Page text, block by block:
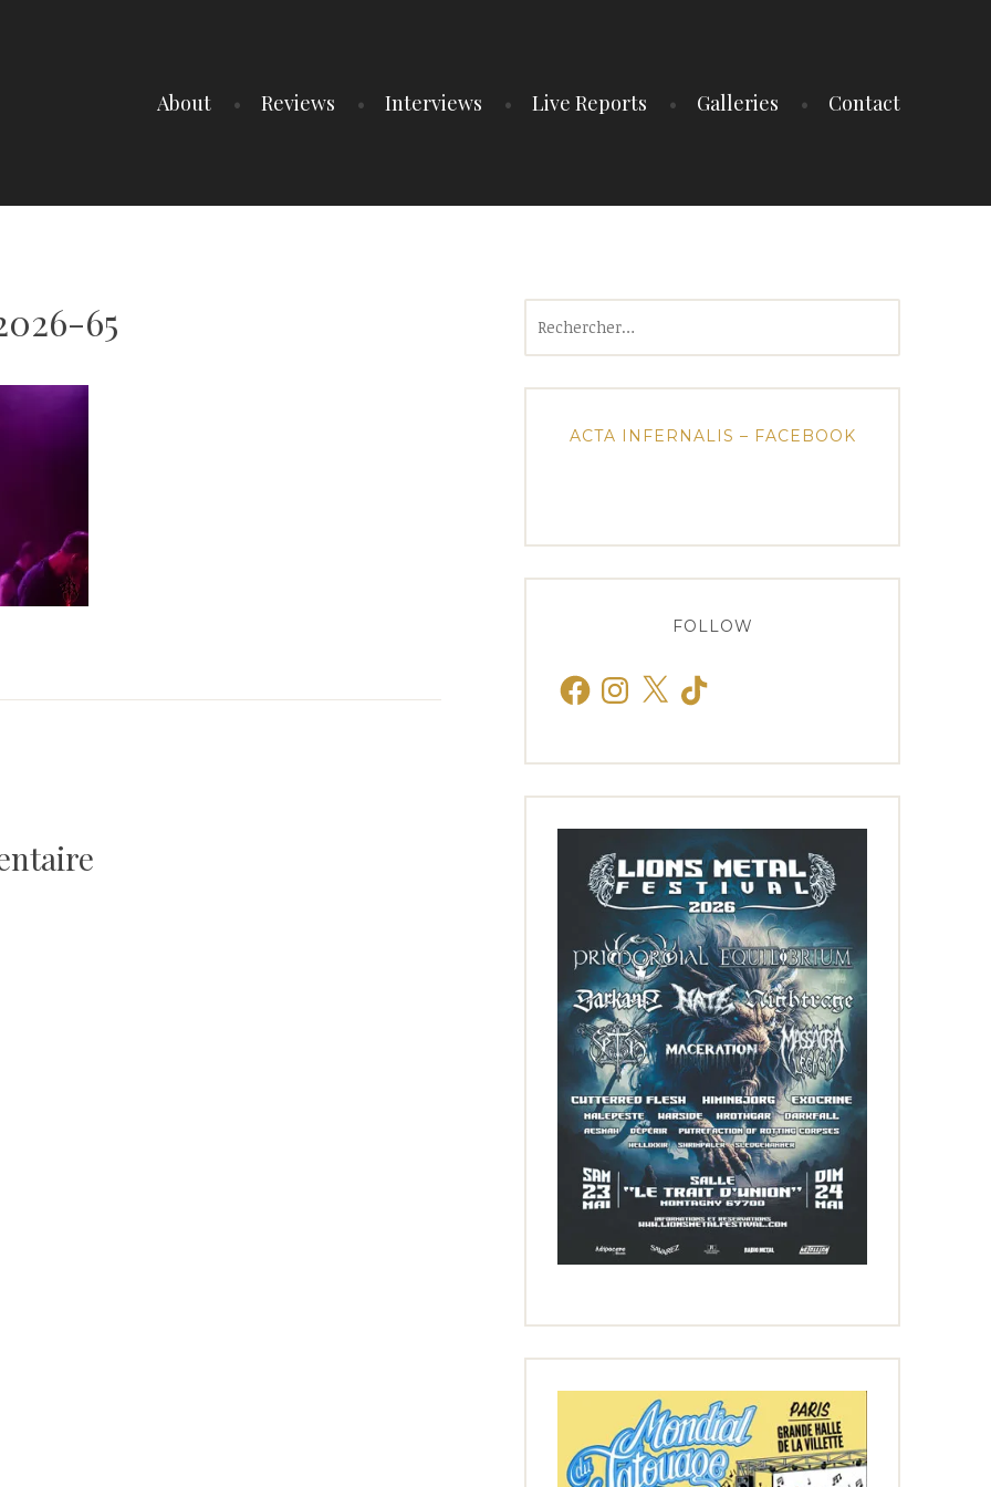
About Reviews Interviews Live Reports Galleries Contact
65
ACTA INFERNALIS – FACEBOOK
FOLLOW
FacebookInstagram
X TikTok